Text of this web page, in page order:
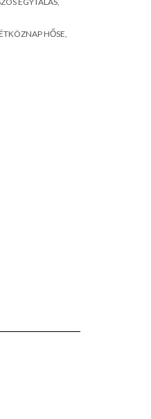
HŐSE,